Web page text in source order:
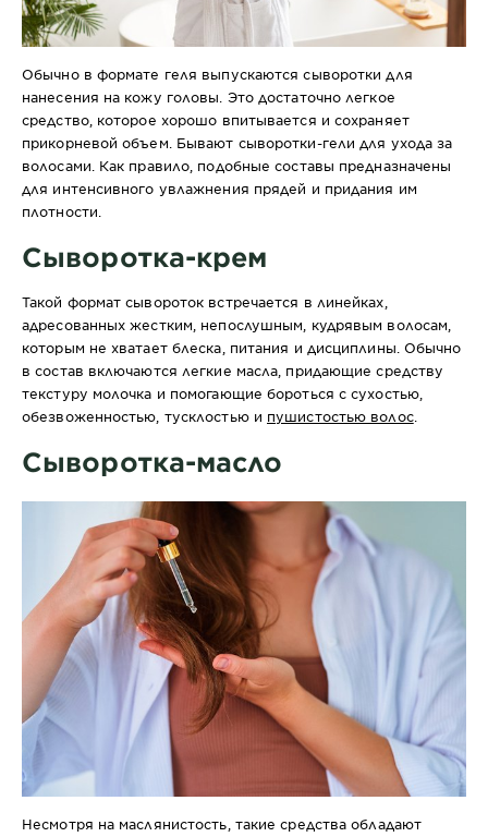
Обычно в формате геля выпускаются сыворотки для
нанесения на кожу головы. Это достаточно легкое
средство, которое хорошо впитывается и сохраняет
прикорневой объем. Бывают сыворотки-гели для ухода за
волосами. Как правило, подобные составы предназначены
для интенсивного увлажнения прядей и придания им
плотности.
Сыворотка-крем
Такой формат сывороток встречается в линейках,
адресованных жестким, непослушным, кудрявым волосам,
которым не хватает блеска, питания и дисциплины. Обычно
в состав включаются легкие масла, придающие средству
текстуру молочка и помогающие бороться с сухостью,
обезвоженностью, тусклостью и пушистостью волос.
Сыворотка-масло
Несмотря на маслянистость, такие средства обладают